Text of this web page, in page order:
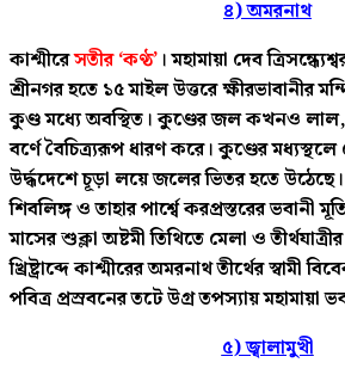
৪) অমরনাথ
কাশ্মীরেসতীর ‘কণ্ঠ’ । মহামায়া দেব
শ্রীনগর হতে ১৫ মাইল উত্তরে ক্ষীরভাবানীর
কুণ্ড মধ্যে অবস্থিত। কুণ্ডের জল কখনও
বর্ণে বৈচিত্র্যরূপ ধারণ করে। কুণ্ডের মধ্যস্থলে
উর্দ্ধদেশে চূড়া লয়ে জলের ভিতর হতে উঠেছে।
শিবলিঙ্গ ও তাহার পার্শ্বে করপ্রস্তরের ভবানী
মাসের শুক্লা অষ্টমী তিথিতে মেলা ও
খ্রিষ্ট্রাব্দে কাশ্মীরের অমরনাথ তীর্থের স্বামী
পবিত্র প্রস্রবনের তটে উগ্র তপস্যায় মহামায়া
৫) জ্বালামুখী